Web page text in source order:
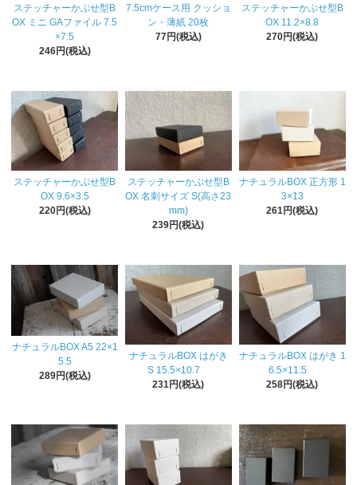
ステッチャーかぶせ型B
OX ミニ GAファイル 7.5
×7.5
246円(税込)
7.5cmケース用 クッショ
ン・薄紙 20枚
77円(税込)
ステッチャーかぶせ型B
OX 11.2×8.8
270円(税込)
ステッチャーかぶせ型B
OX 9.6×3.5
220円(税込)
ステッチャーかぶせ型B
OX 名刺サイズ S(高さ23
mm)
239円(税込)
ナチュラルBOX 正方形 1
3×13
261円(税込)
ナチュラルBOX A5 22×1
5.5
289円(税込)
ナチュラルBOX はがき
S 15.5×10.7
231円(税込)
ナチュラルBOX はがき 1
6.5×11.5
258円(税込)